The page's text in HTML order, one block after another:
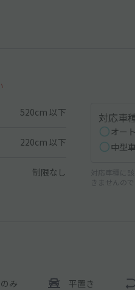
520cm 以下
220cm 以下
制限なし
対応車
オー
中型車
対応車種に
きませんの
み 平置き